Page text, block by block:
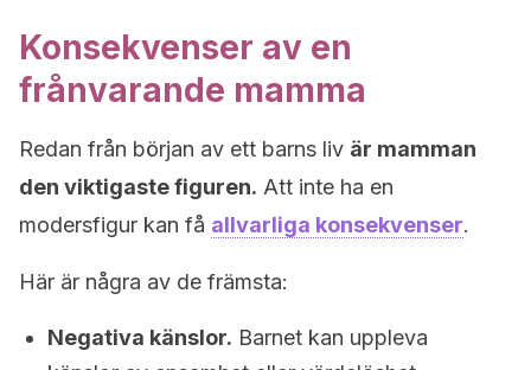
Konsekvenser av en
frånvarande mamma
Redan från början av ett barns liv är mamman
den viktigaste figuren. Att inte ha en
modersfigur kan få allvarliga konsekvenser.
Här är några av de främsta:
Negativa känslor. Barnet kan uppleva